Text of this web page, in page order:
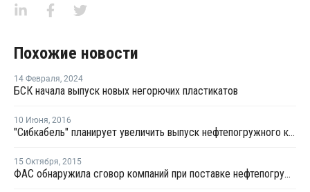
Похожие новости
14 Февраля, 2024
БСК начала выпуск новых негорючих пластикатов
10 Июня, 2016
"Сибкабель" планирует увеличить выпуск нефтепогружного кабеля со сверхзащитой
15 Октября, 2015
ФАС обнаружила сговор компаний при поставке нефтепогружного кабеля для Роснефти